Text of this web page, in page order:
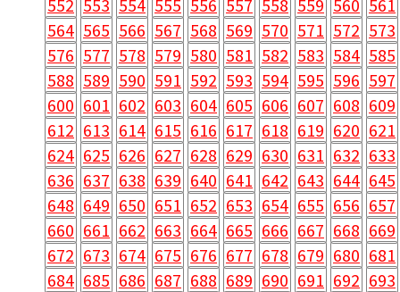
552 553 554 555 556 557 558 559 560 561
564 565 566 567 568 569 570 571 572 573
576 577 578 579 580 581 582 583 584 585
588 589 590 591 592 593 594 595 596 597
600 601 602 603 604 605 606 607 608 609
612 613 614 615 616 617 618 619 620 621
624 625 626 627 628 629 630 631 632 633
636 637 638 639 640 641 642 643 644 645
648 649 650 651 652 653 654 655 656 657
660 661 662 663 664 665 666 667 668 669
672 673 674 675 676 677 678 679 680 681
684 685 686 687 688 689 690 691 692 693